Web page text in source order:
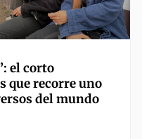
el corto
que recorre uno
del mundo